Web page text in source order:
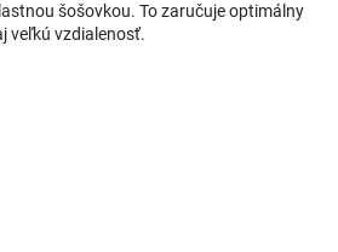
šošovkou. To zaručuje optimálny
veľkú vzdialenosť.